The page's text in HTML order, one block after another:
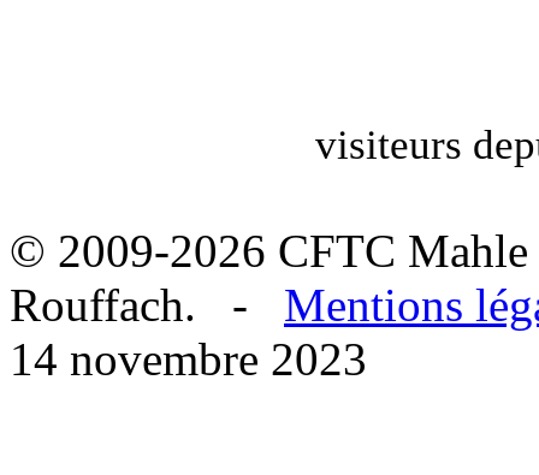
visiteurs
© 2009-2026 CFTC Mahle
Rouffach. - Mentions
14 novembre 2023